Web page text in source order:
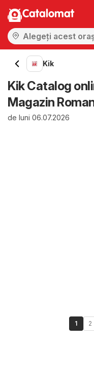
Catalomat
Kik
Kik Catalog
Magazin
de luni 06.07.2026
1 2